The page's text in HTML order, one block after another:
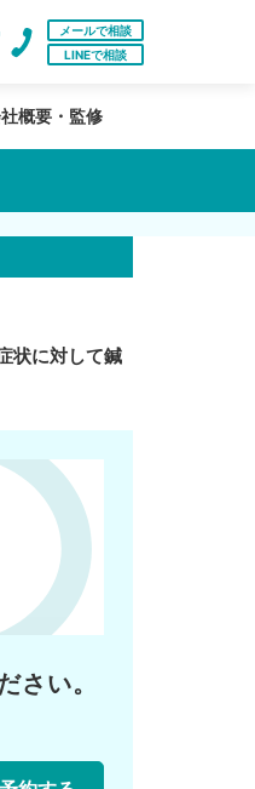
メールで相談
LINEで相談
概要・監修
状に対して鍼
さい。